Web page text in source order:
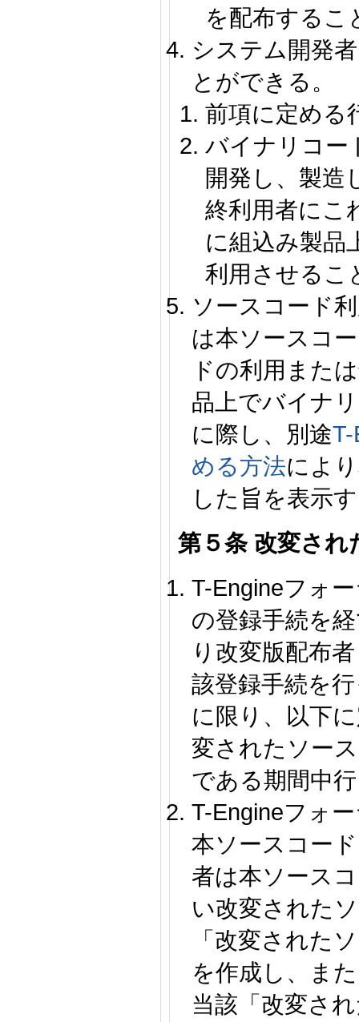
を配布するこ
システム開発
とができる。
前項に定める
バイナリコー
開発し、製造
終利用者にこ
に組込み製品
利用させるこ
ソースコード
は本ソースコ
ドの利用また
品上でバイナ
に際し、別途
める方法によ
した旨を表示
第５条 改変され
T-Engineフォ
の登録手続を
り改変版配布
該登録手続を
に限り、以下
変されたソー
である期間中
T-Engineフォ
本ソースコー
者は本ソース
い改変された
「改変された
を作成し、ま
当該「改変さ